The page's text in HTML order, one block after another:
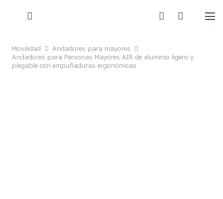
Movilidad
Andadores para mayores
Andadores para Personas Mayores AIR de aluminio ligero y
plegable con empuñaduras ergonómicas